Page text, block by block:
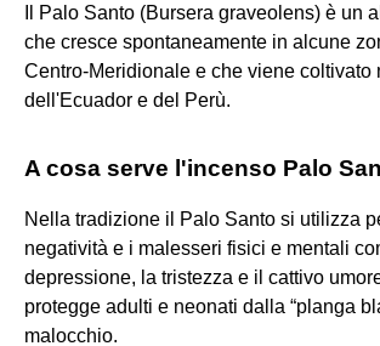
Il Palo Santo (Bursera graveolens) è un
che cresce spontaneamente in alcune
Centro-Meridionale e che viene coltivato
dell'Ecuador e del Perù.
A cosa serve l'incenso Palo
Nella tradizione il Palo Santo si utilizza
negatività e i malesseri fisici e mentali
depressione, la tristezza e il cattivo
protegge adulti e neonati dalla “planga
malocchio.